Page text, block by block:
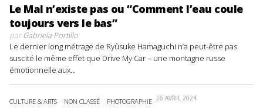
Le Mal n’existe pas ou “Comment l’eau coule
toujours vers le bas”
parGabriela Portillo
Le dernier long métrage de Ryûsuke Hamaguchi n’a peut-être pas
suscité le même effet que Drive My Car – une montagne russe
émotionnelle aux...
CULTURE & ARTS NON CLASSÉ PHOTOGRAPHIE 26 AVRIL 2024